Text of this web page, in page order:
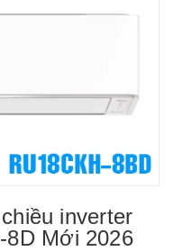
inverter
8D Mới 2026